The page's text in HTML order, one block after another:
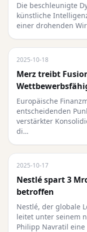
Die beschleunigte
künstliche
einer drohenden
2025-10-18
Merz treibt
Europäische
entscheidenden
verstärkter
di…
2025-10-17
Nestlé spart 3
betroffen
Nestlé, der globale
leitet unter seinem
Philipp Navratil